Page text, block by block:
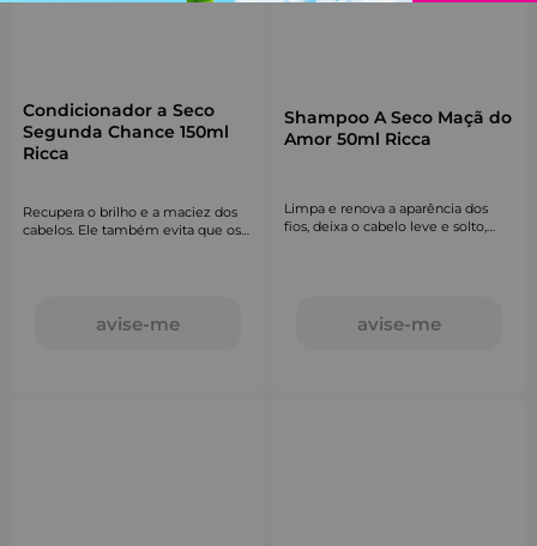
Condicionador a Seco
Segunda Chance 150ml
Ricca
Recupera o brilho e a maciez dos
cabelos. Ele também evita que os
avise-me
Shampoo A Seco Maçã do
Amor 50ml Ricca
Limpa e renova a aparência dos
fios, deixa o cabelo leve e solto,
avise-me